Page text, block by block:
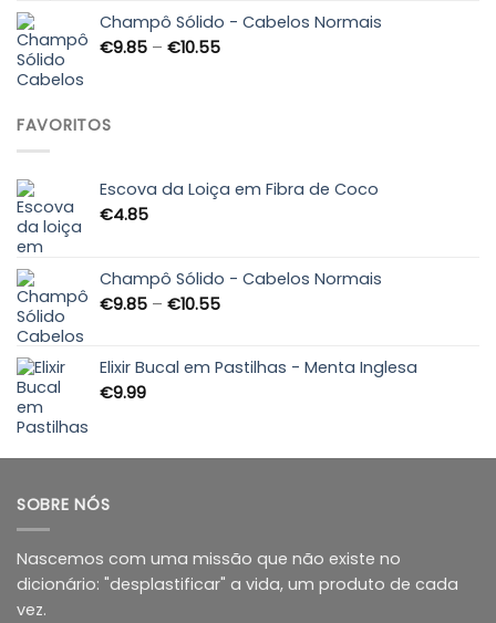
through
Champô Sólido - Cabelos Normais
€9.85 – €10.55Price
FAVORITOS
Escova da Loiça em Fibra de Coco
€4.85
Champô Sólido - Cabelos Normais
€9.85 – €10.55Price
through
Elixir Bucal em Pastilhas - Menta Inglesa
€9.99
SOBRE NÓS
Nascemos com uma missão que não existe no
dicionário: "desplastificar" a vida, um produto de cada
vez.